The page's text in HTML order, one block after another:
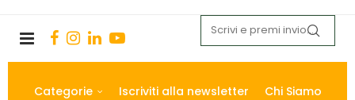
Categorie Iscriviti alla newsletter Chi Siamo